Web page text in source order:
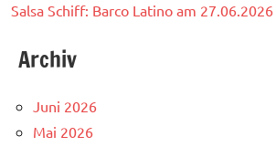
Salsa Schiff: Barco Latino am 27.06.2026
Archiv
Juni 2026
Mai 2026